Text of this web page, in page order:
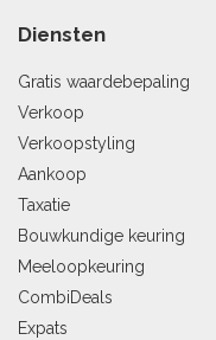
Diensten
Gratis waardebepaling
Verkoop
Verkoopstyling
Aankoop
Taxatie
Bouwkundige keuring
Meeloopkeuring
CombiDeals
Expats